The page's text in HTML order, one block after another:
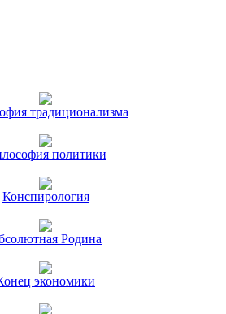
традиционализма
политики
Конспирология
Родина
экономики